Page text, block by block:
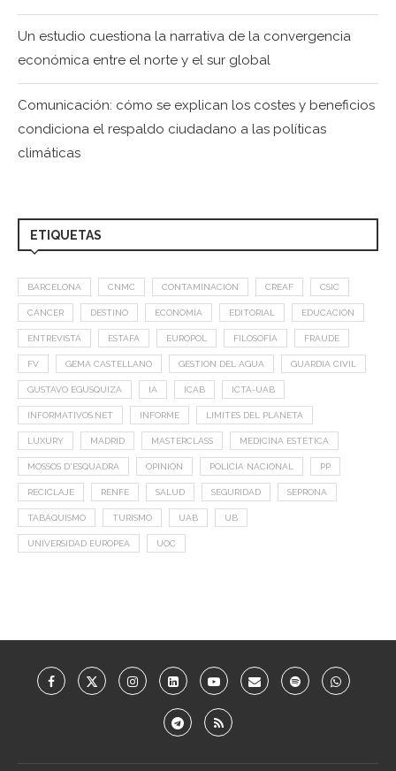
Un estudio cuestiona la narrativa de la convergencia
económica entre el norte y el sur global
Comunicación: cómo se explican los costes y beneficios
condiciona el respaldo ciudadano a las políticas
climáticas
ETIQUETAS
BARCELONA CNMC CONTAMINACIÓN CREAF CSIC
CÁNCER DESTINO ECONOMÍA EDITORIAL EDUCACIÓN
ENTREVISTA ESTAFA EUROPOL FILOSOFÍA FRAUDE
FV GEMA CASTELLANO GESTION DEL AGUA GUARDIA CIVIL
GUSTAVO EGUSQUIZA IA ICAB ICTA-UAB
INFORMATIVOS.NET INFORME LIMITES DEL PLANETA
LUXURY MADRID MASTERCLASS MEDICINA ESTÉTICA
MOSSOS D'ESQUADRA OPINIÓN POLICÍA NACIONAL PP
RECICLAJE RENFE SALUD SEGURIDAD SEPRONA
TABAQUISMO TURISMO UAB UB
UNIVERSIDAD EUROPEA UOC